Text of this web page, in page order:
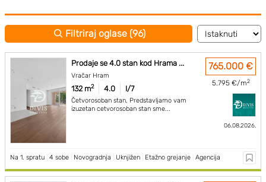
Filtriraj oglase (96)
Prodaje se 4.0 stan kod Hrama ...
Vračar Hram
132 m2 4.0 I/7
Četvorosoban stan, Predstavljamo vam
izuzetan cetvorosoban stan sme...
765.000 €
5.795 €/m2
06.08.2026.
Na 1. spratu 4 sobe Novogradnja Uknjižen Etažno grejanje Agencija